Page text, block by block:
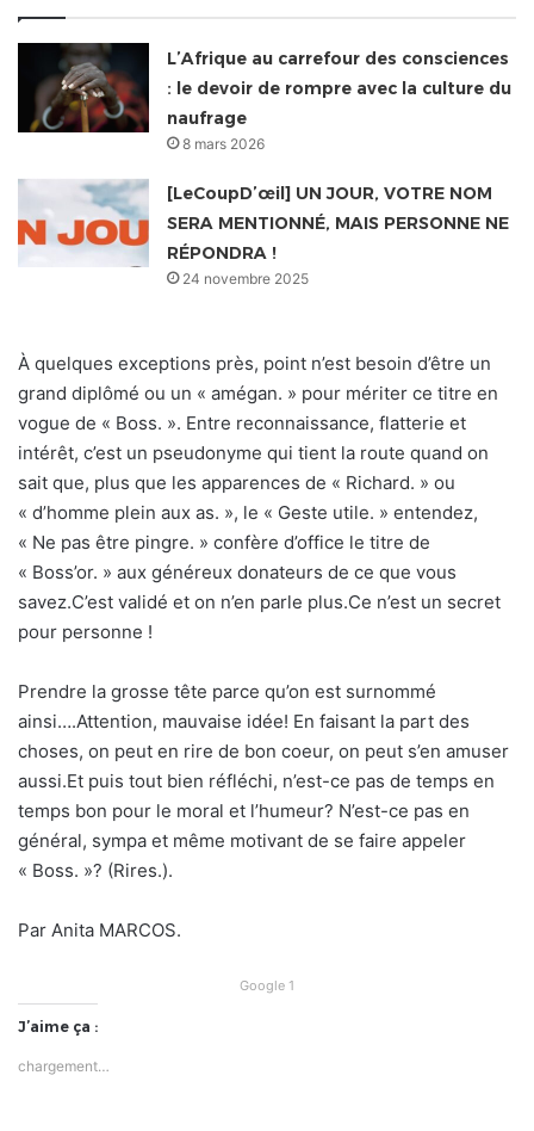
L’Afrique au carrefour des consciences
: le devoir de rompre avec la culture du
naufrage
8 mars 2026
[LeCoupD’œil] UN JOUR, VOTRE NOM
SERA MENTIONNÉ, MAIS PERSONNE NE
RÉPONDRA !
24 novembre 2025
À quelques exceptions près, point n’est besoin d’être un
grand diplômé ou un « amégan. » pour mériter ce titre en
vogue de « Boss. ». Entre reconnaissance, flatterie et
intérêt, c’est un pseudonyme qui tient la route quand on
sait que, plus que les apparences de « Richard. » ou
« d’homme plein aux as. », le « Geste utile. » entendez,
« Ne pas être pingre. » confère d’office le titre de
« Boss’or. » aux généreux donateurs de ce que vous
savez.C’est validé et on n’en parle plus.Ce n’est un secret
pour personne !
Prendre la grosse tête parce qu’on est surnommé
ainsi….Attention, mauvaise idée! En faisant la part des
choses, on peut en rire de bon coeur, on peut s’en amuser
aussi.Et puis tout bien réfléchi, n’est-ce pas de temps en
temps bon pour le moral et l’humeur? N’est-ce pas en
général, sympa et même motivant de se faire appeler
« Boss. »? (Rires.).
Par Anita MARCOS.
Google 1
J’aime ça :
chargement…